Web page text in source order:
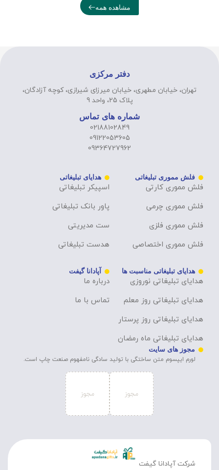
مشاهده همه
دفتر مرکزی
تهران، خیابان مطهری، خیابان میرزای شیرازی، کوچه آزادگان،
پلاک 25، واحد 9
شماره های تماس
02188102849
09122053605
09364727962
فلش مموری تبلیغاتی
فلش مموری کارتی
فلش مموری چرمی
فلش مموری فلزی
فلش مموری اختصاصی
هدایای تبلیغاتی
اسپیکر تبلیغاتی
پاور بانک تبلیغاتی
ست مدیریتی
هدست تبلیغاتی
هدایای تبلیغاتی مناسبت ها
هدایای تبلیغاتی نوروزی
هدایای تبلیغاتی روز معلم
هدایای تبلیغاتی روز پرستار
هدایای تبلیغاتی ماه رمضان
آپادانا گیفت
درباره ما
تماس با ما
مجوز های سایت
لورم ایپسوم متن ساختگی با تولید سادگی نامفهوم صنعت چاپ است.
شرکت آپادانا گیفت